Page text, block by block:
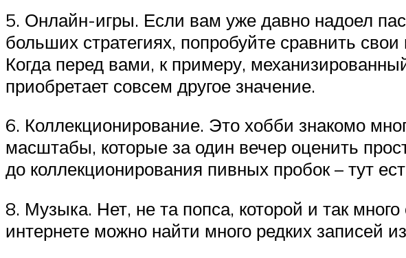
5. Онлайн-игры. Если вам уже давно надоел
больших стратегиях, попробуйте сравнить
Когда перед вами, к примеру,
приобретает совсем другое значение.
6. Коллекционирование. Это хобби знакомо
масштабы, которые за один вечер оценить
до коллекционирования пивных пробок – тут
8. Музыка. Нет, не та попса, которой и так
интернете можно найти много редких записей